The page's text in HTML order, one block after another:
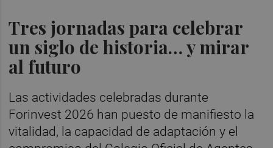
Tres jornadas para celebrar
un siglo de historia… y mirar
al futuro
Las actividades celebradas durante
Forinvest 2026 han puesto de manifiesto la
vitalidad, la capacidad de adaptación y el